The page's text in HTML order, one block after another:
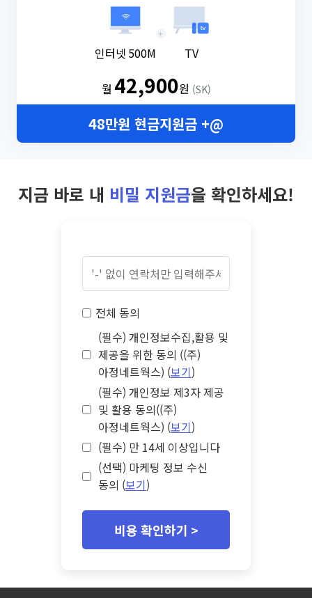
인터넷 500M
+
TV
월 42,900원 (SK)
48만원 현금지원금 +@
지금 바로 내 비밀 지원금을 확인하세요!
전체 동의
(필수) 개인정보수집,활용 및
제공을 위한 동의 ((주)
아정네트웍스) (보기)
(필수) 개인정보 제3자 제공
및 활용 동의((주)
아정네트웍스) (보기)
(필수) 만 14세 이상입니다
(선택) 마케팅 정보 수신
동의 (보기)
비용 확인하기 >